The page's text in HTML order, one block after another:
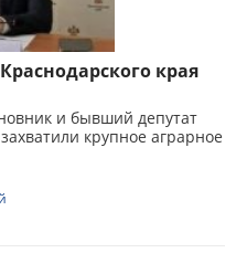
края
и бывший депутат
крупное аграрное